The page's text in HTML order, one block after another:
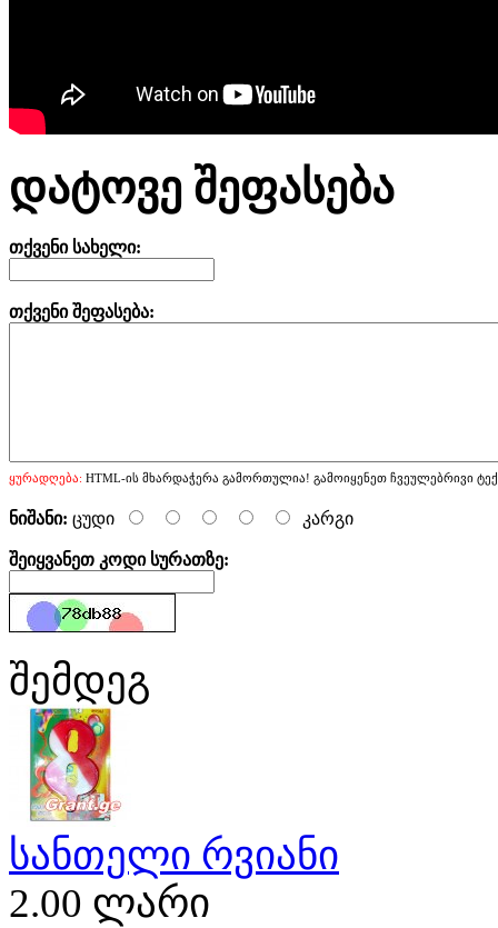
დატოვე შეფასება
თქვენი სახელი:
თქვენი შეფასება:
ყურადღება: HTML-ის მხარდაჭერა გამორთულია! გამოიყენეთ ჩვეულებრივი
ნიშანი: ცუდი კარგი
შეიყვანეთ კოდი სურათზე:
შემდეგ
სანთელი რვიანი
2.00 ლარი